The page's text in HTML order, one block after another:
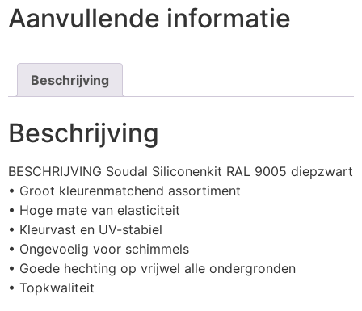
Aanvullende informatie
Beschrijving
Beschrijving
BESCHRIJVING Soudal Siliconenkit RAL 9005 diepzwart
• Groot kleurenmatchend assortiment
• Hoge mate van elasticiteit
• Kleurvast en UV-stabiel
• Ongevoelig voor schimmels
• Goede hechting op vrijwel alle ondergronden
• Topkwaliteit